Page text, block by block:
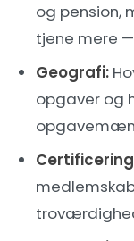
og pension,
tjene mere
Geografi:
opgaver og